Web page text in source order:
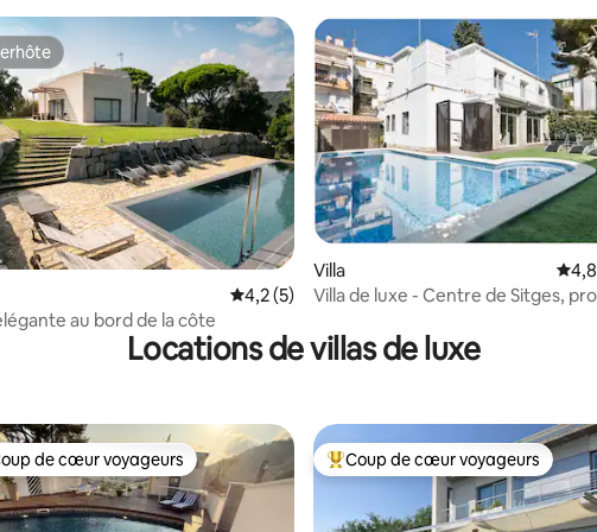
sur la base de 3 commentaires : 5 sur 5
Évaluation moyenne sur la base de 5
4,2 (5)
au bord de la côte
Villa
Villa de luxe - Centre de Sitges,
Locations de villas de luxe
de cœur voyageurs les plus appréciés
de cœur voyageurs Coups de cœur voyageurs les plus
Coup de cœur voyageurs